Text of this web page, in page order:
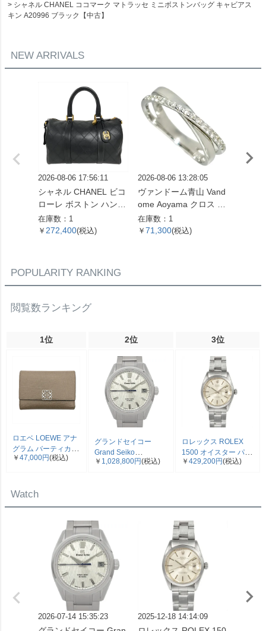
シャネル CHANEL ココマーク マトラッセ ミニボストンバッグ キャビアス
キン A20996 ブラック【中古】
NEW ARRIVALS
2026-08-06 17:56:11
シャネル CHANEL ビコ
ローレ ボストン ハンド
バッグ レザー ブラック
ゴールド金具 ココマー
在庫数：1
￥ 272,400(税込)
2026-08-06 13:28:05
ヴァンドーム青山 Vand
ome Aoyama クロス モ
チーフ リング 指輪 ダイ
ヤモンド 0.16ct 約13号
在庫数：1
￥ 71,300(税込)
POPULARITY RANKING
閲覧数ランキング
1位 2位 3位
ロエベ LOEWE アナ
グラム バーティカル
三つ折り財布 ベージ
￥ 47,000円(税込)
グランドセイコー
Grand Seiko
SLGH005/9SA5-00C0
メンズ【中古】
￥ 1,028,800円(税込)
ロレックス ROLEX
1500 オイスター パー
ペチュアル デイト 腕
￥ 429,200円(税込)
Watch
2026-07-14 15:35:23 2025-12-18 14:14:09